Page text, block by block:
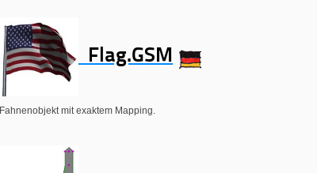
Flag.GSM
Fahnenobjekt mit exaktem Mapping.